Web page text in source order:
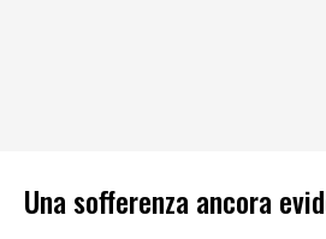
Una sofferenza ancora